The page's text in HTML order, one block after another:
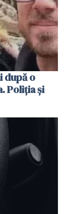
după o
Poliția și